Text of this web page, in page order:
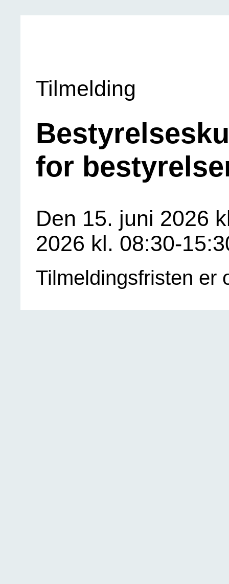
Tilmelding
for
Den 15. juni 2026
2026 kl. 08:30-
Tilmeldingsfristen er